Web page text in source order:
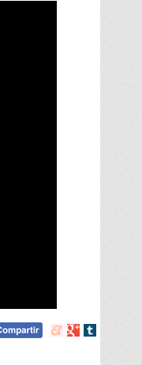
Compartir
Compartir
Compartir